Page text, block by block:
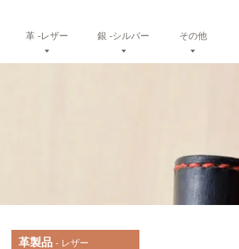
革 ‐レザー 銀 ‐シルバー その他
革製品 ‐ レザー